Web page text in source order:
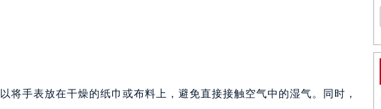
将手表放在干燥的纸巾或布料上，避免直接接触空气中的湿气。同时，